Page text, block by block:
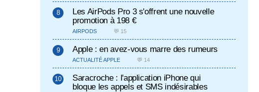
Les AirPods Pro 3 s'offrent une nouvelle
promotion à 198 €
AIRPODS 💬 15
Apple : en avez-vous marre des rumeurs
ACTUALITÉ APPLE 💬 14
Saracroche : l'application iPhone qui
bloque les appels et SMS indésirables